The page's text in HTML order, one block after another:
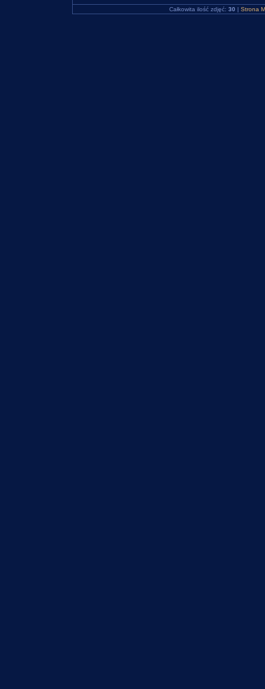
Całkowita ilość zdjęć: 30 | Strona